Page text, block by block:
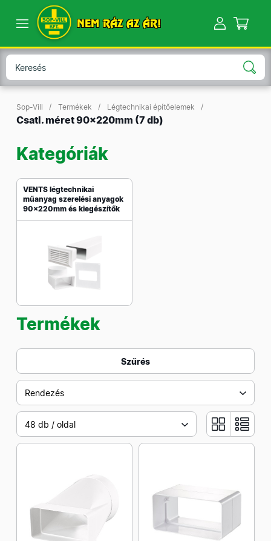
NEM RÁZ AZ ÁR!
Sop-Vill Termékek Légtechnikai építőelemek
Csatl. méret 90x220mm (7 db)
Kategóriák
VENTS légtechnikai
műanyag szerelési anyagok
90x220mm és kiegészítők
Termékek
Szűrés
Rendezés
48 db / oldal